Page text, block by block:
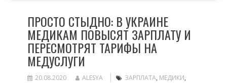
ПРОСТО СТЫДНО: В УКРАИНЕ
МЕДИКАМ ПОВЫСЯТ ЗАРПЛАТУ И
ПЕРЕСМОТРЯТ ТАРИФЫ НА
МЕДУСЛУГИ
20.08.2020 ALESYA ЗАРПЛАТА, МЕДИКИ,